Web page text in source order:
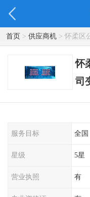
首页> 供应商机> 怀柔区
咨询
怀
司
服务目标 全国
星级 5星
营业执照 有